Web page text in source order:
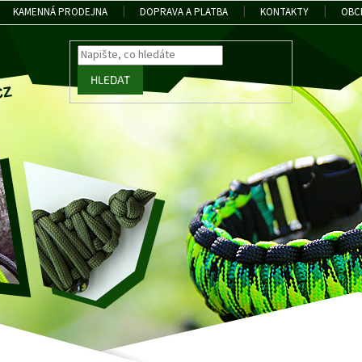
KAMENNÁ PRODEJNA DOPRAVA A PLATBA KONTAKTY
HLEDAT